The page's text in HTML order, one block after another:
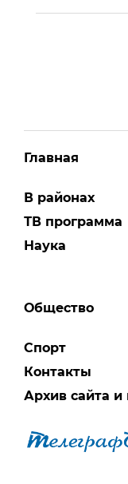
Главная
В районах
ТВ программа
Наука
Общество
Спорт
Контакты
Архив сайта и